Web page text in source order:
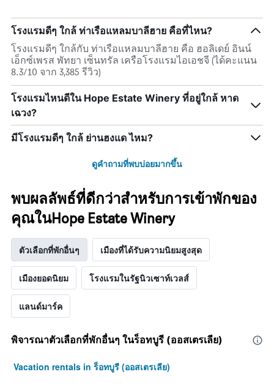
โรงแรมดีๆ ใกล้ ท่าเรือแหลมบาลีฮาย คือที่ไหน?
โรงแรมดีๆ ใกล้กับ ท่าเรือแหลมบาลีฮาย คือ ฮอลิเดย์ อินน์
เอ็กซ์เพรส พัทยา เซ็นทรัล เครือโรงแรมไอเอชจี (ได้คะแนน
8.3/10 จาก 3,385 รีวิว)
โรงแรมไหนดีใน Hope Estate Winery ที่อยู่ใกล้ หาด
เฉวง?
มีโรงแรมดีๆ ใกล้ ย่านฮงแด ไหม?
ดูคำถามที่พบบ่อยมากขึ้น
พบผลลัพธ์ที่ดีกว่าสำหรับการเข้าพักของ
คุณในHope Estate Winery
ตัวเลือกที่พักอื่นๆ เมืองที่ได้รับความนิยมสูงสุด
เมืองยอดนิยม โรงแรมในรัฐนิวเซาท์เวลส์
แลนด์มาร์ค
พิจารณาตัวเลือกที่พักอื่นๆ ในร็อทบูรี (ออสเตรเลีย)
Vacation rentals in ร็อทบูรี (ออสเตรเลีย)